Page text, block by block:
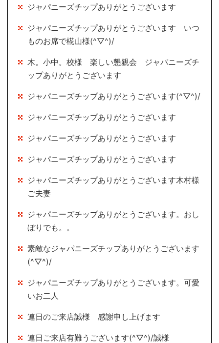
ジャパニーズチップありがとうございます
ジャパニーズチップありがとうございます いつ
ものお席で椛山様(^▽^)/
木。小中。校様 楽しい懇親会 ジャパニーズチ
ップありがとうございます
ジャパニーズチップありがとうございます(^▽^)/
ジャパニーズチップありがとうございます
ジャパニーズチップありがとうございます
ジャパニーズチップありがとうございます
ジャパニーズチップありがとうございます木村様
ご夫妻
ジャパニーズチップありがとうございます。おし
ぼりでも。。
素敵なジャパニーズチップありがとうございます
(^▽^)/
ジャパニーズチップありがとうございます。可愛
いお二人
連日のご来店誠様 感謝申し上げます
連日ご来店有難うございます(^▽^)/誠様